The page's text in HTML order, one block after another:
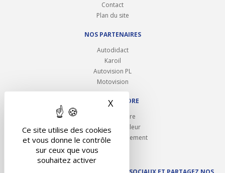
Ce site utilise des cookies
et vous donne le contrôle
sur ceux que vous
souhaitez activer
X Masquer le bandeau des
Contact
Plan du site
NOS PARTENAIRES
Autodidact
Karoil
Autovision PL
Motovision
NOUS REJOINDRE
Ouvrir un centre
Devenez contrôleur
Carrières et recrutement